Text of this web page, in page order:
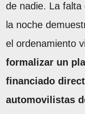
de nadie. La falta
la noche
el ordenamiento
formalizar un
financiado
automovilistas